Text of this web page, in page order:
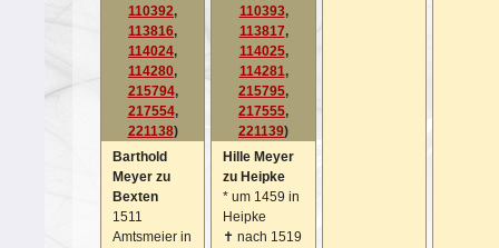
110392,
113816,
114024,
114280,
215794,
217554,
221138)
Barthold
Meyer zu
Bexten
1511
Amtsmeier in
110393,
113817,
114025,
114281,
215795,
217555,
221139)
Hille Meyer
zu Heipke
* um 1459 in
Heipke
✝ nach 1519